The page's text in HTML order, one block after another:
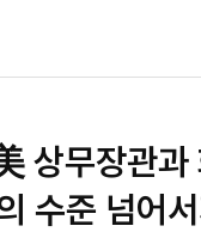
상무장관과
수준 넘어